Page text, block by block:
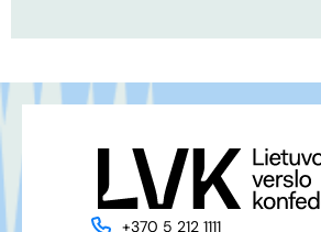
+370 5 212 1111